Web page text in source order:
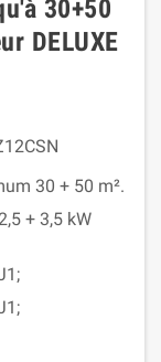
30+50
DELUXE
30 + 50 m².
+ 3,5 kW